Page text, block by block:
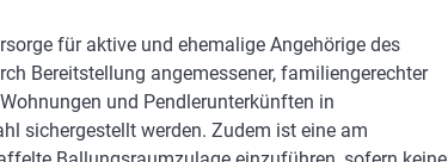
für aktive und ehemalige Angehörige des
Bereitstellung angemessener, familiengerechter
und Pendlerunterkünften in
sichergestellt werden. Zudem ist eine am